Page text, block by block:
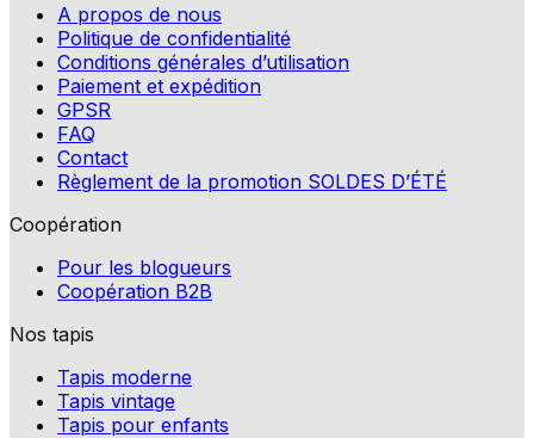
A propos de nous
Politique de confidentialité
Conditions générales d’utilisation
Paiement et expédition
GPSR
FAQ
Contact
Règlement de la promotion SOLDES D’ÉTÉ
Coopération
Pour les blogueurs
Coopération B2B
Nos tapis
Tapis moderne
Tapis vintage
Tapis pour enfants